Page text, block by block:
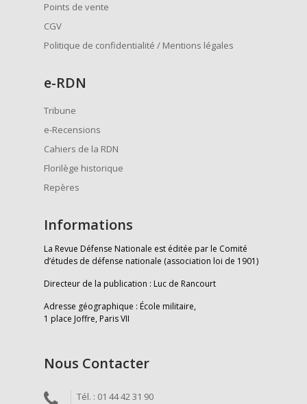
Points de vente
CGV
Politique de confidentialité / Mentions légales
e-RDN
Tribune
e-Recensions
Cahiers de la RDN
Florilège historique
Repères
Informations
La Revue Défense Nationale est éditée par le Comité
d’études de défense nationale (association loi de 1901)
Directeur de la publication : Luc de Rancourt
Adresse géographique : École militaire,
1 place Joffre, Paris VII
Nous Contacter
Tél. : 01 44 42 31 90